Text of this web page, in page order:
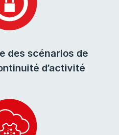
des scénarios de
d’activité